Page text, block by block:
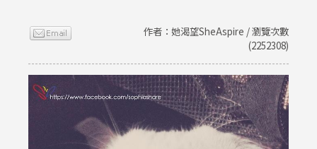
作者：她渴望SheAspire / 瀏覽次數
(2252308)